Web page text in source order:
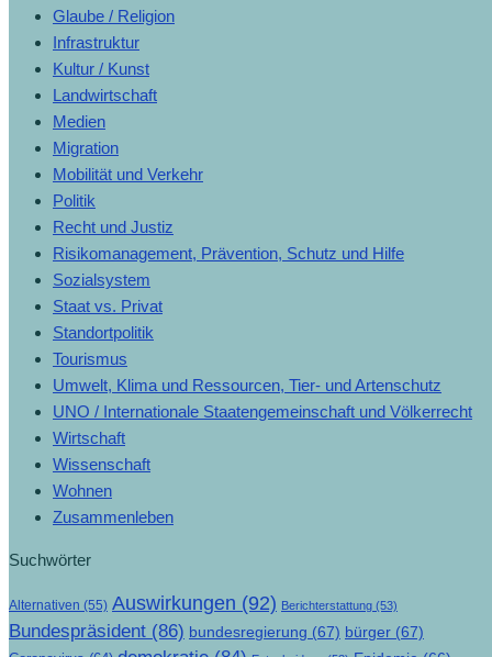
Glaube / Religion
Infrastruktur
Kultur / Kunst
Landwirtschaft
Medien
Migration
Mobilität und Verkehr
Politik
Recht und Justiz
Risikomanagement, Prävention, Schutz und Hilfe
Sozialsystem
Staat vs. Privat
Standortpolitik
Tourismus
Umwelt, Klima und Ressourcen, Tier- und Artenschutz
UNO / Internationale Staatengemeinschaft und Völkerrecht
Wirtschaft
Wissenschaft
Wohnen
Zusammenleben
Suchwörter
Alternativen (55) Auswirkungen (92) Berichterstattung (53)
Bundespräsident (86) bundesregierung (67) bürger (67)